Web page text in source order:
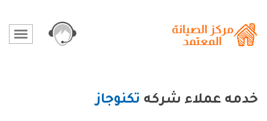
خدمه عملاء شركه تكنوجاز